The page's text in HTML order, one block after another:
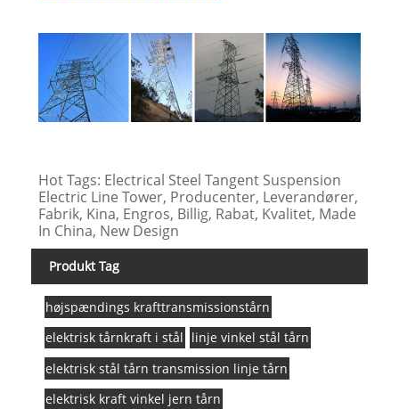
Hot Tags: Electrical Steel Tangent Suspension
Electric Line Tower, Producenter, Leverandører,
Fabrik, Kina, Engros, Billig, Rabat, Kvalitet, Made
In China, New Design
Produkt Tag
højspændings krafttransmissionstårn
elektrisk tårnkraft i stål linje vinkel stål tårn
elektrisk stål tårn transmission linje tårn
elektrisk kraft vinkel jern tårn